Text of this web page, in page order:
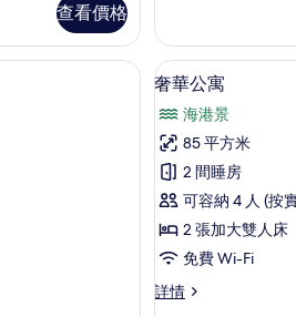
查看價格
相
片
詳
情
級寢具、手提電腦工作空間、隔音、熨斗/熨衫
載
所
有
奢
華
公
的
9
奢華公寓
海港景
85 平方米
2 間睡房
可容納 4 人 (按
2 張加大雙人床
免費 Wi-Fi
詳情
奢